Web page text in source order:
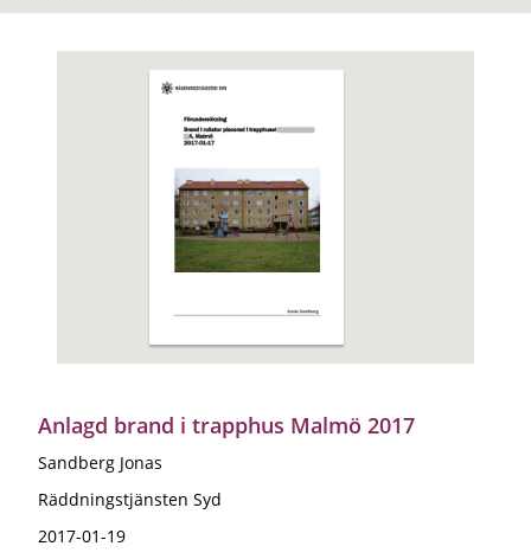
Anlagd brand i trapphus Malmö 2017
Sandberg Jonas
Räddningstjänsten Syd
2017-01-19